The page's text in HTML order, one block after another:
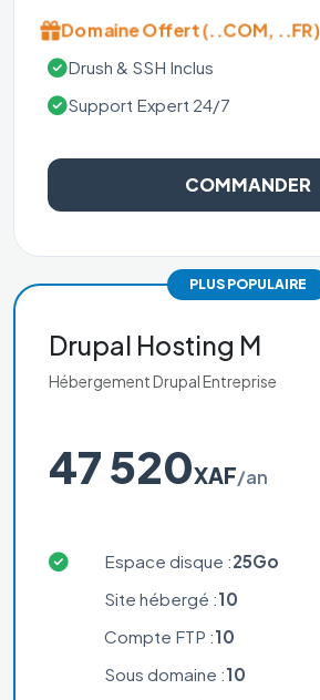
Domaine Offert (..COM, ..FR)
Drush & SSH Inclus
Support Expert 24/7
COMMANDER
PLUS POPULAIRE
Drupal Hosting M
Hébergement Drupal Entreprise
47 520XAF/an
Espace disque :25Go
Site hébergé :10
Compte FTP :10
Sous domaine :10